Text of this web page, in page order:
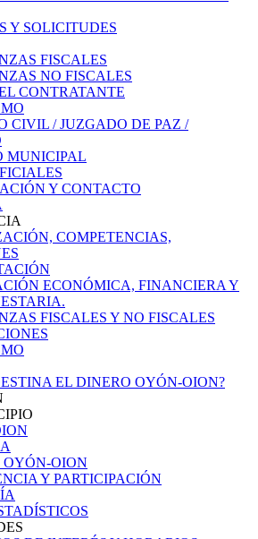
Y SOLICITUDES
FISCALES
NO FISCALES
CONTRATANTE
CIVIL / JUZGADO DE PAZ /
MUNICIPAL
Y CONTACTO
COMPETENCIAS,
ECONÓMICA, FINANCIERA Y
FISCALES Y NO FISCALES
EL DINERO OYÓN-OION?
OION
Y PARTICIPACIÓN